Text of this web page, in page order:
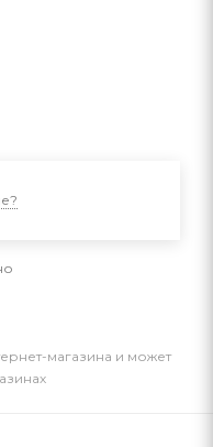
магазина и может